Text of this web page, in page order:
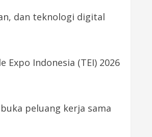
dan teknologi digital
Indonesia (TEI) 2026
peluang kerja sama